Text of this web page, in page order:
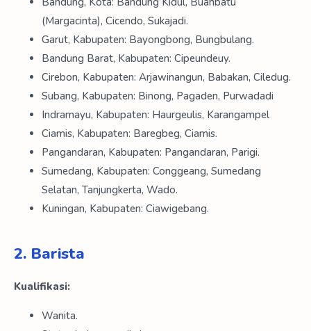
(Margacinta), Cicendo, Sukajadi.
Garut, Kabupaten: Bayongbong, Bungbulang.
Bandung Barat, Kabupaten: Cipeundeuy.
Cirebon, Kabupaten: Arjawinangun, Babakan, Ciledug.
Subang, Kabupaten: Binong, Pagaden, Purwadadi
Indramayu, Kabupaten: Haurgeulis, Karangampel
Ciamis, Kabupaten: Baregbeg, Ciamis.
Pangandaran, Kabupaten: Pangandaran, Parigi.
Sumedang, Kabupaten: Conggeang, Sumedang
Selatan, Tanjungkerta, Wado.
Kuningan, Kabupaten: Ciawigebang.
2. Barista
Kualifikasi:
Wanita.